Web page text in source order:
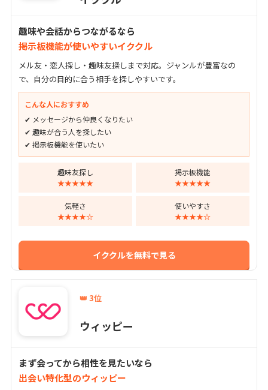
趣味や会話からつながるなら
掲示板機能が使いやすいイククル
メル友・恋人探し・趣味友探しまで対応。ジャンルが豊富なの
で、自分の目的に合う相手を探しやすいです。
こんな人におすすめ
✔ メッセージから仲良くなりたい
✔ 趣味が合う人を探したい
✔ 掲示板機能を使いたい
趣味友探し
★★★★★
掲示板機能
★★★★★
気軽さ
★★★★☆
使いやすさ
★★★★☆
イククルを無料で見る
👑 3位
ウィッピー
まず会ってから相性を見たいなら
出会い特化型のウィッピー